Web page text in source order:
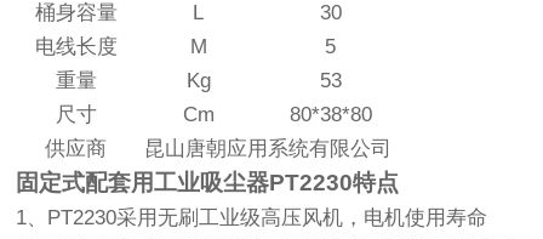
桶身容量
L
30
电线长度
M
5
重量
Kg
53
尺寸
Cm
80*38*80
供应商
昆山唐朝应用系统有限公司
固定式配套用工业吸尘器PT2230特点
1、 PT2230采用无刷工业级高压风机 ，电机使用寿命